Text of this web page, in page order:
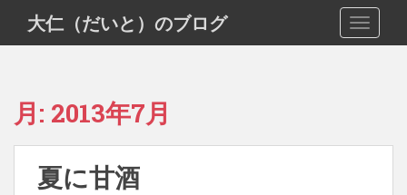
i
大仁（だいと）のブログ
月: 2013年7月
夏に甘酒